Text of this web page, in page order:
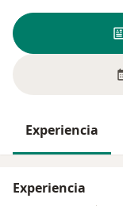
Experiencia
Experiencia